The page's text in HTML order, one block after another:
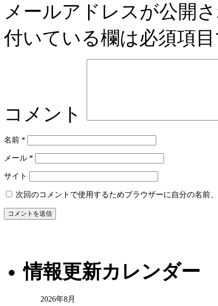
メールアドレスが公開
付いている欄は必須項
コメント
名前 *
メール *
サイト
次回のコメントで使用するためブラウザーに自分の名前
情報更新カレンダー
2026年8月